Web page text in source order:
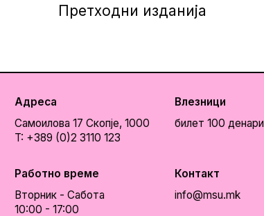
Претходни изданија
Адреса
Самоилова 17 Скопје, 1000
T: +389 (0)2 3110 123
Влезници
билет 100 денари
Работно време
Вторник - Сабота
10:00 - 17:00
Контакт
info@msu.mk